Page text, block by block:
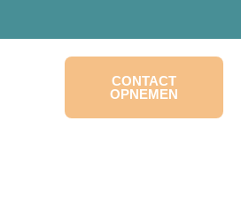
CONTACT
OPNEMEN